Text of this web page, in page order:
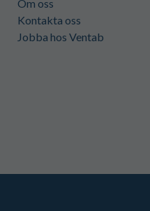
Om oss
Kontakta oss
Jobba hos Ventab